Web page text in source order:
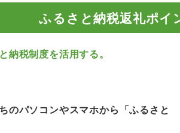
ふるさと納税返礼ポイ
納税制度を活用する。
のパソコンやスマホから「ふるさと